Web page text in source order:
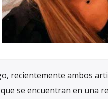
recientemente ambos
se encuentran en una